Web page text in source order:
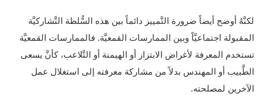
لكنَّهُ أوضح أيضاً ضرورة التَّمييز دائماً بين هذه السُّلطة التَّشاركيَّة
المقبولة اجتماعيَّاً وبين الممارسات القمعيَّة. فالممارسات القمعيَّة
تستخدم المعرفة لأغراض الابتزاز أو الهيمنة أو التَّلاعب، كأنَّ يسعى
الطَّبيب أو المهندس بدلاً من مشاركة معرفته إلى استغلال عمل
الآخرين لمصلحته.